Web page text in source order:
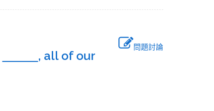
問題討論
, all of our